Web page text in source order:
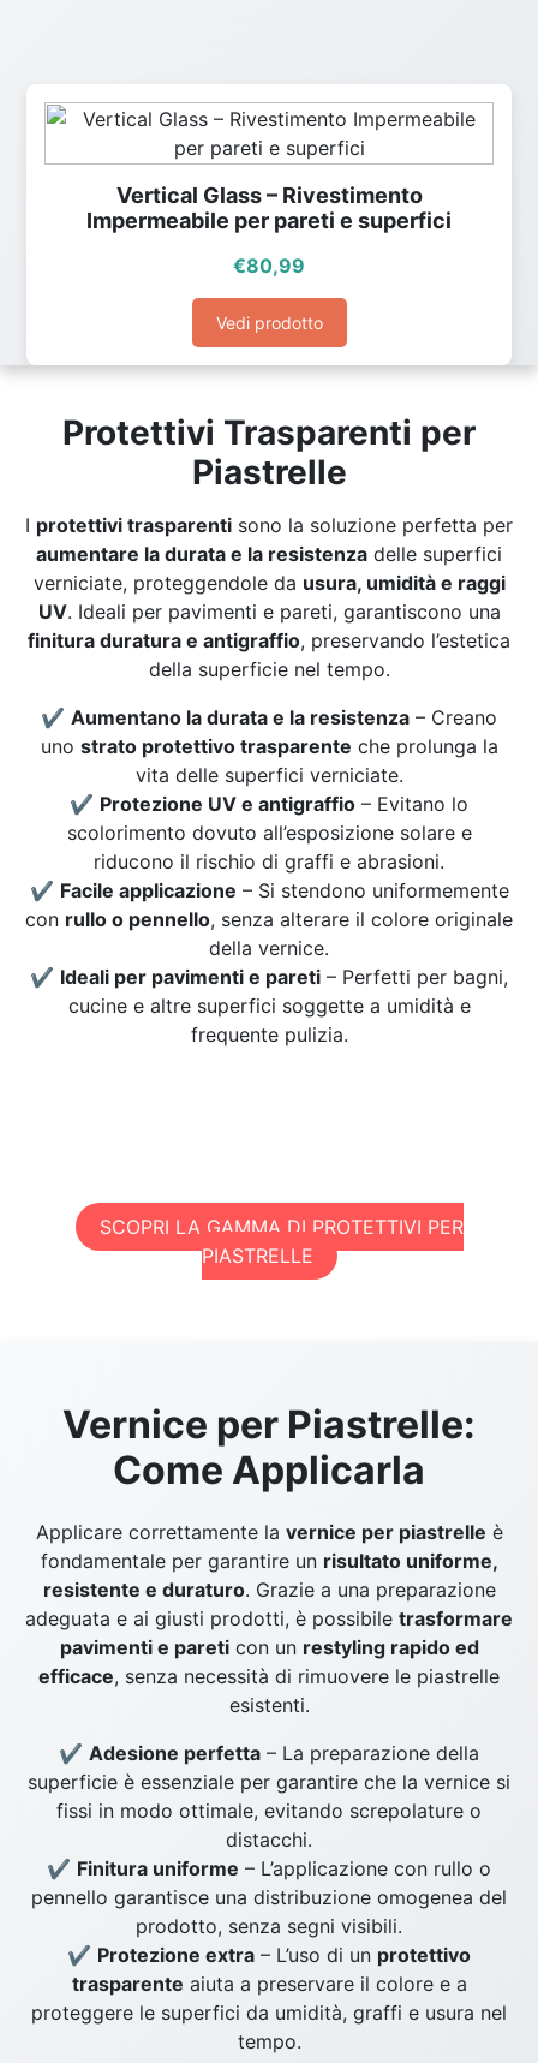
Vertical Glass – Rivestimento
Impermeabile per pareti e superfici
€80,99
Vedi prodotto
Protettivi Trasparenti per
Piastrelle
I protettivi trasparenti sono la soluzione perfetta per
aumentare la durata e la resistenza delle superfici
verniciate, proteggendole da usura, umidità e raggi
UV. Ideali per pavimenti e pareti, garantiscono una
finitura duratura e antigraffio, preservando l’estetica
della superficie nel tempo.
✔ Aumentano la durata e la resistenza – Creano
uno strato protettivo trasparente che prolunga la
vita delle superfici verniciate.
✔ Protezione UV e antigraffio – Evitano lo
scolorimento dovuto all’esposizione solare e
riducono il rischio di graffi e abrasioni.
✔ Facile applicazione – Si stendono uniformemente
con rullo o pennello, senza alterare il colore originale
della vernice.
✔ Ideali per pavimenti e pareti – Perfetti per bagni,
cucine e altre superfici soggette a umidità e
frequente pulizia.
SCOPRI LA GAMMA DI PROTETTIVI PER
PIASTRELLE
Vernice per Piastrelle:
Come Applicarla
Applicare correttamente la vernice per piastrelle è
fondamentale per garantire un risultato uniforme,
resistente e duraturo. Grazie a una preparazione
adeguata e ai giusti prodotti, è possibile trasformare
pavimenti e pareticon un restyling rapido ed
efficace, senza necessità di rimuovere le piastrelle
esistenti.
✔ Adesione perfetta – La preparazione della
superficie è essenziale per garantire che la vernice si
fissi in modo ottimale, evitando screpolature o
distacchi.
✔ Finitura uniforme – L’applicazione con rullo o
pennello garantisce una distribuzione omogenea del
prodotto, senza segni visibili.
✔ Protezione extra – L’uso di un protettivo
trasparente aiuta a preservare il colore e a
proteggere le superfici da umidità, graffi e usura nel
tempo.